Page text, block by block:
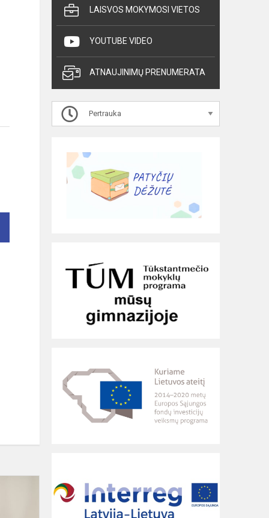
Iliustracijų
konkurso,
LAISVOS MOKYMOSI VIETOS
YOUTUBE VIDEO
ATNAUJINIMŲ PRENUMERATA
Pertrauka